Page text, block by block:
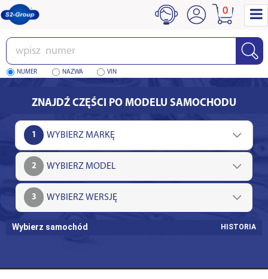
Wpisz
numer
NUMER NAZWA VIN
0
ZNAJDŹ CZĘŚCI PO MODELU SAMOCHODU
1
2
3
Wybierz samochód HISTORIA